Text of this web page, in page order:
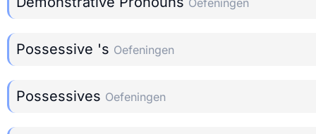
Oefeningen
Possessive 's Oefeningen
Possessives Oefeningen